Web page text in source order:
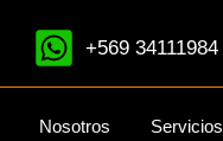
+569 34111984
Nosotros Servicios